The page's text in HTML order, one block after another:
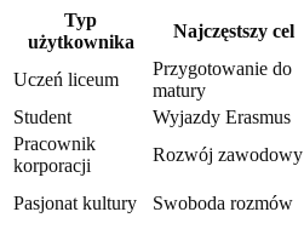
Typ
użytkownika
Najczęstszy cel
Uczeń liceum
Przygotowanie do
matury
Student
Wyjazdy Erasmus
Pracownik
korporacji
Rozwój zawodowy
Pasjonat kultury
Swoboda rozmów